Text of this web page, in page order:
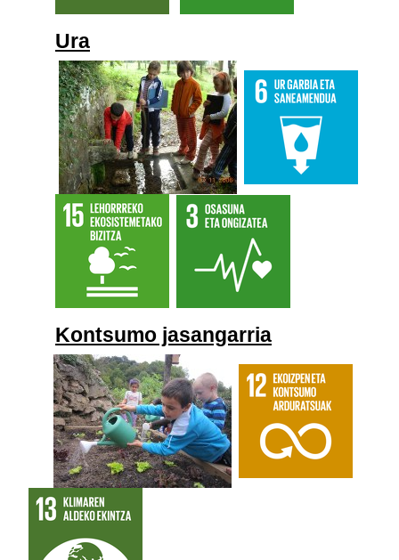
Ura
Kontsumo jasangarria